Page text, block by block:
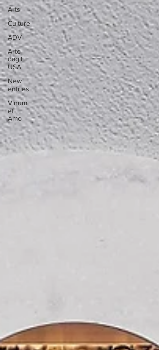
Arts
Culture
ADV
Arte
dagli
USA
New
entries
Vinum
et
Amo